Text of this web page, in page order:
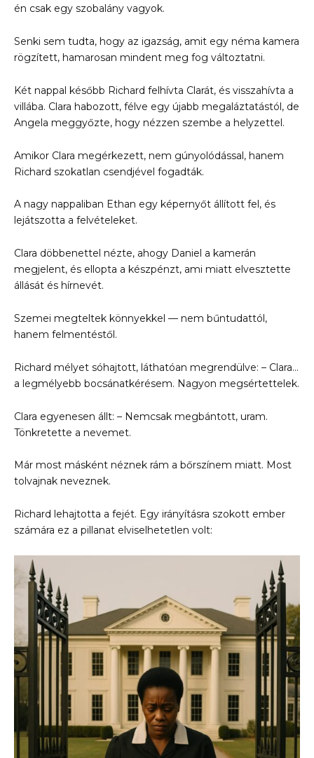
én csak egy szobalány vagyok.
Senki sem tudta, hogy az igazság, amit egy néma kamera
rögzített, hamarosan mindent meg fog változtatni.
Két nappal később Richard felhívta Clarát, és visszahívta a
villába. Clara habozott, félve egy újabb megaláztatástól, de
Angela meggyőzte, hogy nézzen szembe a helyzettel.
Amikor Clara megérkezett, nem gúnyolódással, hanem
Richard szokatlan csendjével fogadták.
A nagy nappaliban Ethan egy képernyőt állított fel, és
lejátszotta a felvételeket.
Clara döbbenettel nézte, ahogy Daniel a kamerán
megjelent, és ellopta a készpénzt, ami miatt elvesztette
állását és hírnevét.
Szemei megteltek könnyekkel — nem bűntudattól,
hanem felmentéstől.
Richard mélyet sóhajtott, láthatóan megrendülve: – Clara…
a legmélyebb bocsánatkérésem. Nagyon megsértettelek.
Clara egyenesen állt: – Nemcsak megbántott, uram.
Tönkretette a nevemet.
Már most másként néznek rám a bőrszínem miatt. Most
tolvajnak neveznek.
Richard lehajtotta a fejét. Egy irányításra szokott ember
számára ez a pillanat elviselhetetlen volt: